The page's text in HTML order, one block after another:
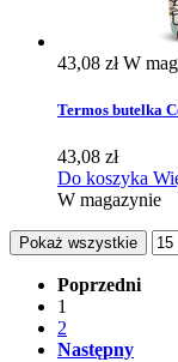
43,08 złW
Termos butelka
43,08 zł
Do koszyka
W magazynie
Pokaż wszystkie
Poprzedni
1
2
Następny